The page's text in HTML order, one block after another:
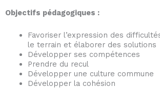
Objectifs pédagogiques :
Favoriser l’expression des
le terrain et élaborer des solutions
Développer ses compétences
Prendre du recul
Développer une culture commune
Développer la cohésion